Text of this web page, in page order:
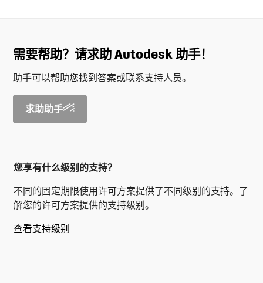
需要帮助？请求助 Autodesk 助手！
助手可以帮助您找到答案或联系支持人员。
求助助手
您享有什么级别的支持？
不同的固定期限使用许可方案提供了不同级别的支持。了
解您的许可方案提供的支持级别。
查看支持级别